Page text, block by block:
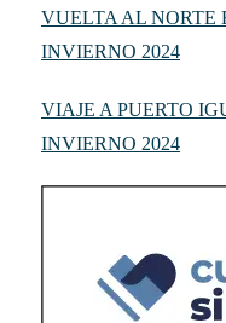
VUELTA AL NORTE
INVIERNO 2024
VIAJE A PUERTO
INVIERNO 2024